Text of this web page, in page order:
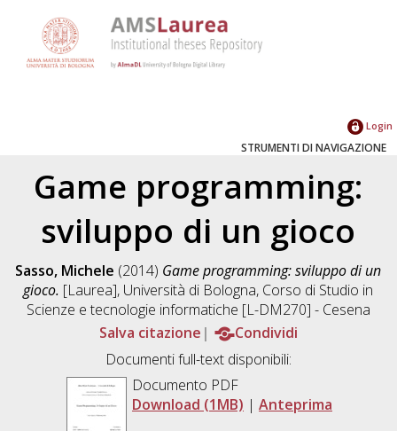
Login
STRUMENTI DI NAVIGAZIONE
Game programming:
sviluppo di un gioco
Sasso, Michele (2014) Game programming: sviluppo di un
gioco. [Laurea], Università di Bologna, Corso di Studio in
Scienze e tecnologie informatiche [L-DM270] - Cesena
Salva citazione
Condividi
Documenti full-text disponibili:
Documento PDF
Download (1MB) | Anteprima